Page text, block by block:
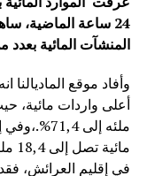
24 ساعة
المنشآت المائية بعدد
وأفاد موقع
ملئه إلى
في إقليم العرائش،